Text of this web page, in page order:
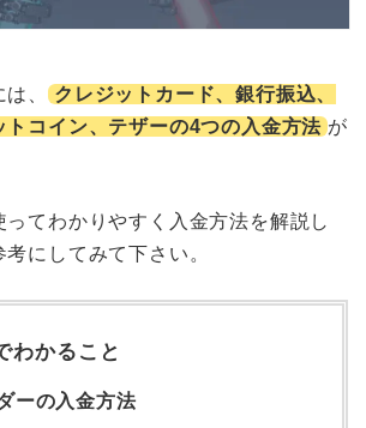
、
クレジットカード、銀行振込、
トコイン、テザーの4つの入金方法 が
ってわかりやすく入金方法を解説し
にしてみて下さい。
わかること
ーの入金方法